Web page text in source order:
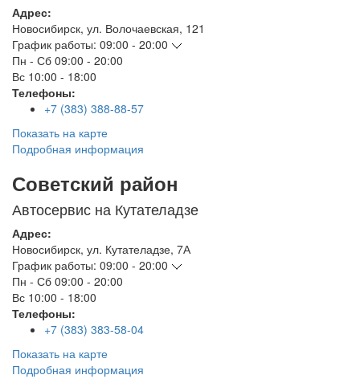
Адрес:
Новосибирск, ул. Волочаевская, 121
График работы: 09:00 - 20:00
Пн - Сб 09:00 - 20:00
Вс 10:00 - 18:00
Телефоны:
+7 (383) 388-88-57
Показать на карте
Подробная информация
Советский район
Автосервис на Кутателадзе
Адрес:
Новосибирск, ул. Кутателадзе, 7А
График работы: 09:00 - 20:00
Пн - Сб 09:00 - 20:00
Вс 10:00 - 18:00
Телефоны:
+7 (383) 383-58-04
Показать на карте
Подробная информация